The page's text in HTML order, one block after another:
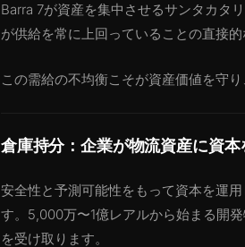
Barra 7が資産を集中させるサンタカタ
が供給を常に上回っていることの直接的
この需給の不均衡こそが資産価値を守
倉庫持分：企業が物流資産に資
安全性と予測可能性をもって資本を運
す。5,000万〜1億レアルから始まる開
を受け取ります。